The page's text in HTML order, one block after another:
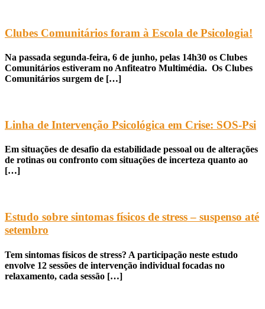
Clubes Comunitários foram à Escola de Psicologia!
Na passada segunda-feira, 6 de junho, pelas 14h30 os Clubes
Comunitários estiveram no Anfiteatro Multimédia. Os Clubes
Comunitários surgem de […]
Linha de Intervenção Psicológica em Crise: SOS-Psi
Em situações de desafio da estabilidade pessoal ou de alterações
de rotinas ou confronto com situações de incerteza quanto ao
[…]
Estudo sobre sintomas físicos de stress – suspenso até
setembro
Tem sintomas físicos de stress? A participação neste estudo
envolve 12 sessões de intervenção individual focadas no
relaxamento, cada sessão […]